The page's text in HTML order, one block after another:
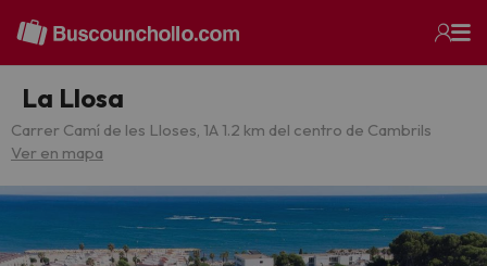
La Llosa
Carrer Camí de les Lloses, 1A 1.2 km del centro de Cambrils
Ver en mapa